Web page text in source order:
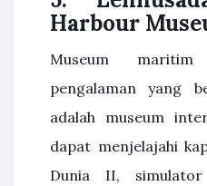
Harbour
Museum
pengalaman yang
adalah museum
dapat menjelajahi
Dunia II,